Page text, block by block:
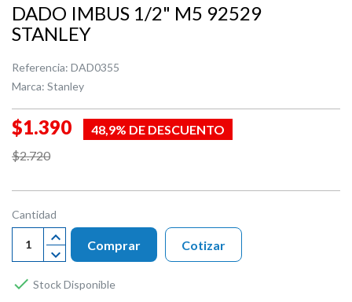
DADO IMBUS 1/2" M5 92529
STANLEY
Referencia: DAD0355
Marca: Stanley
$1.390
48,9% DE DESCUENTO
$2.720
Cantidad
Comprar
 Stock Disponible
Cotizar